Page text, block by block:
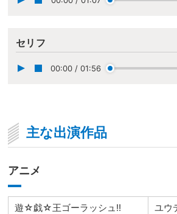
セリフ
00:00 / 01:56
主な出演作品
アニメ
遊☆戯☆王ゴーラッシュ!!
ユウ